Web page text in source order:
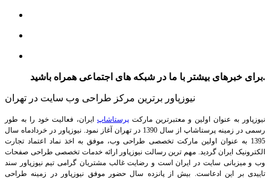
برای خبرهای بیشتر با ما در شبکه های اجتماعی همراه باشید.
نیوزپاور برترین مرکز طراحی وب سایت در تهران
نیوزپاور به عنوان اولین و معتبرترین مارکت پرستاشاپ ایران، فعالیت خود را به طور
رسمی در زمینه پرستاشاپ از سال 1390 در تهران آغاز نمود. نیوزپاور در خردادماه سال
1395 به عنوان اولین مارکت تخصصی طراحی وب، موفق به اخذ نماد اعتماد تجارت
الکترونیک ایران گردید. مهم ترین رسالت نیوزپاور ارائه خدمات تخصصی طراحی صفحات
وب و میزبانی سایت در ایران است و رضایت غالب مشتریان گرامی تیم نیوزپاور سند
تاییدی بر این ادعاست. بیش از پانزده سال حضور موفق نیوزپاور در زمینه طراحی